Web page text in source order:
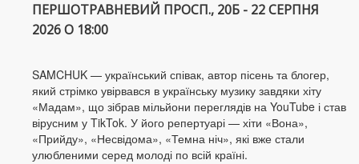
ПЕРШОТРАВНЕВИЙ ПРОСП., 20Б - 22 СЕРПНЯ
2026 О 18:00
SAMCHUK — український співак, автор пісень та блогер,
який стрімко увірвався в українську музику завдяки хіту
«Мадам», що зібрав мільйони переглядів на YouTube і став
вірусним у TikTok. У його репертуарі — хіти «Вона»,
«Прийду», «Несвідома», «Темна ніч», які вже стали
улюбленими серед молоді по всій країні.